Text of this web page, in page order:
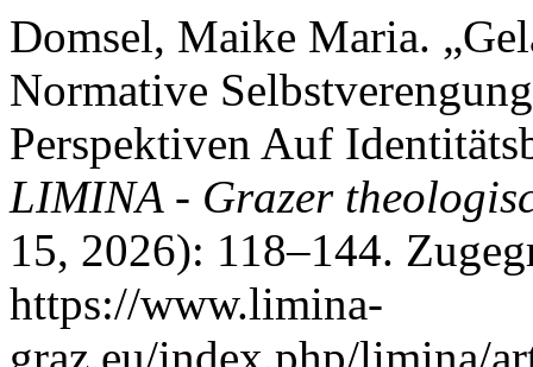
Domsel, Maike Maria.
Normative
Perspektiven Auf
LIMINA - Grazer
15, 2026): 118–144.
https://www.limina-